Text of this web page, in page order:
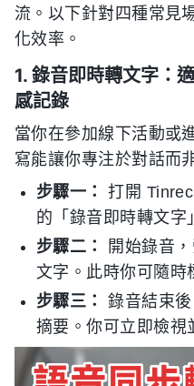
流。以下針對四種常見
化效率。
1. 錄音即時轉文字：
感記錄
當你在參加線下活動或
寫能讓你專注於對話而
步驟一：
打開
的「錄音即時轉文字
步驟二：
開始錄音
文字。此時你可隨時
步驟三：
錄音結束
摘要。你可立即檢視